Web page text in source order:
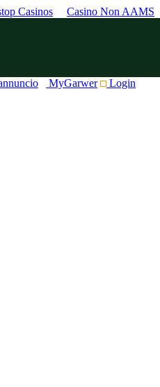
Casinos Casino Non AAMS
MyGarwer Login